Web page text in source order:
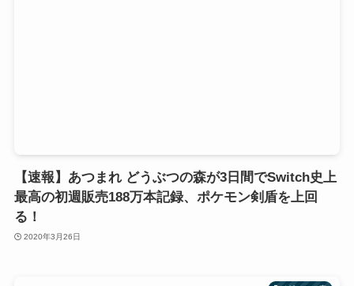
【速報】あつまれ どうぶつの森が3日間でSwitch史上
最高の初週販売188万本記録、ポケモン剣盾を上回
る！
2020年3月26日